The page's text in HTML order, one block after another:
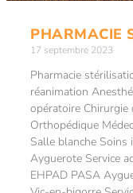
PHARMACIE
17 septembre 2023
Pharmacie
réanimation
opératoire Chirurgie
Orthopédique
Salle blanche Soins
Ayguerote Service
EHPAD PASA